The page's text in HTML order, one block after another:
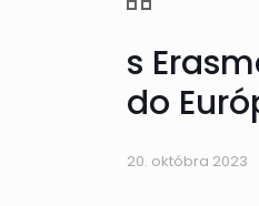
s
do
20. októbra 2023